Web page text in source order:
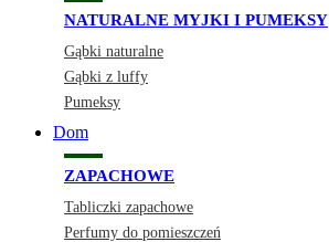
NATURALNE MYJKI I PUMEKSY
Gąbki naturalne
Gąbki z luffy
Pumeksy
Dom
ZAPACHOWE
Tabliczki zapachowe
Perfumy do pomieszczeń